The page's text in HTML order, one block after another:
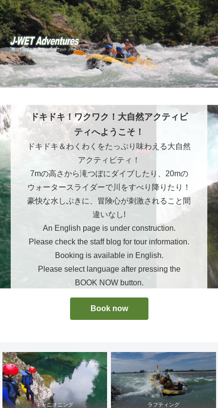
ドキドキ！ワクワク！大自然アクティビ
ティへようこそ！
ドキドキ＆わくわくをたっぷり味わえる大自然
アクティビティ！
7mの高さから滝つぼにダイブしたり、20mの
ウォータースライダーで川をすべり降りたり！
豪快な水しぶきに、冒険心が刺激されること間
違いなし!
An English page is under construction.
Please check the staff blog for tour information.
Booking is available in English.
Please select language after pressing the
BOOK NOW button.
Book now
キャニオニング ラフティング